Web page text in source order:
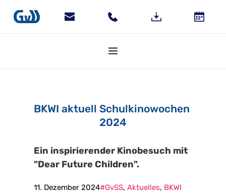
BKWI aktuell Schulkinowochen
2024
Ein inspirierender Kinobesuch mit
"Dear Future Children".
11. Dezember 2024#GvSS, Aktuelles, BKWI